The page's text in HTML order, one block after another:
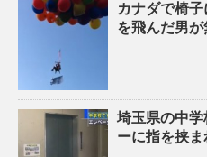
カナダで椅
を飛んだ男
埼玉県の中
ーに指を挟